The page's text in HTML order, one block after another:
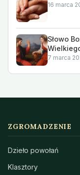
16 marca
Słowo
7 marca
ZGROMADZENIE
Dzieło powołań
Klasztory